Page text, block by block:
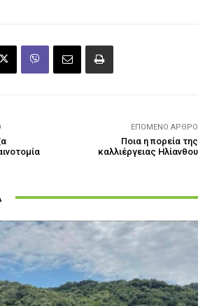
ΕΠΌΜΕΝΟ ΆΡΘΡΟ
Ποια η πορεία της
καλλιέργειας Ηλίανθου